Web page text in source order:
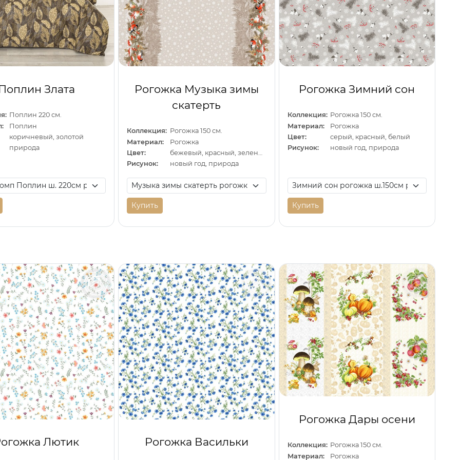
Злата
Поплин 220 см.
Поплин
коричневый, золотой
природа
Рогожка Музыка зимы
скатерть
Коллекция: Рогожка 150 см.
Материал:
Рогожка
Цвет:
бежевый, красный, зеленый
Рисунок:
новый год, природа
Купить
Рогожка Зимний сон
Коллекция: Рогожка 150 см.
Материал:
Рогожка
Цвет:
серый, красный, белый
Рисунок:
новый год, природа
Купить
Лютик Рогожка Васильки
Рогожка Дары осени
Коллекция: Рогожка 150 см.
Материал:
Рогожка